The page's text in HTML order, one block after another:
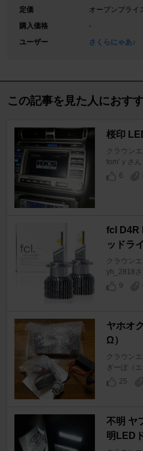
定価
オープンプライ
購入価格
-
ユーザー
さくらにゃあ♪
この記事を見た人におす
桜印
クラウン
tom’ｙさん
6
fcl D4R
ッドラ
クラウン
yh_2818さ
9
ヤホオ
Ω）
クラウン
ぎーぽ（
25
不明 ヤ
明LED